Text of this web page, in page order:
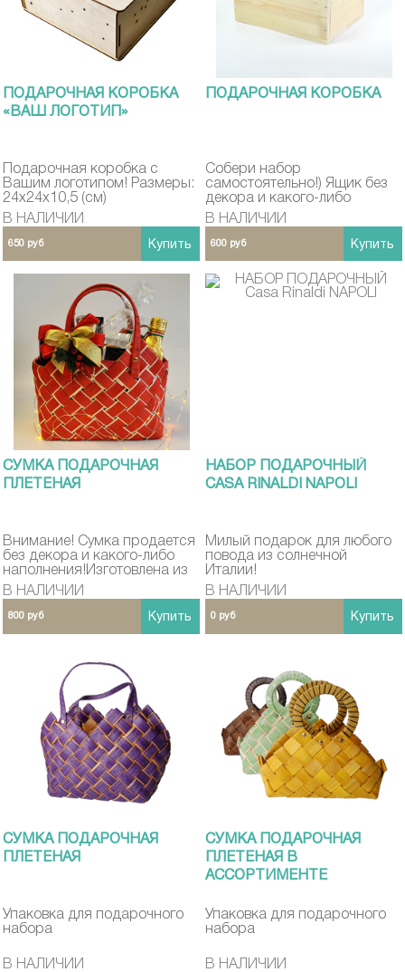
ПОДАРОЧНАЯ КОРОБКА
«ВАШ ЛОГОТИП»
Подарочная коробка с
Вашим логотипом! Размеры:
24х24х10,5 (см)
В НАЛИЧИИ
650 руб Купить
ПОДАРОЧНАЯ КОРОБКА
Собери набор
самостоятельно!) Ящик без
декора и какого-либо
наполнения.
В НАЛИЧИИ
600 руб Купить
СУМКА ПОДАРОЧНАЯ
ПЛЕТЕНАЯ
Внимание! Сумка продается
без декора и какого-либо
наполнения!Изготовлена из
натурального материала
(прутья секвойи).
В НАЛИЧИИ
800 руб Купить
НАБОР ПОДАРОЧНЫЙ
CASA RINALDI NAPOLI
Милый подарок для любого
повода из солнечной
Италии!
В НАЛИЧИИ
0 руб Купить
СУМКА ПОДАРОЧНАЯ
ПЛЕТЕНАЯ
Упаковка для подарочного
набора
В НАЛИЧИИ
СУМКА ПОДАРОЧНАЯ
ПЛЕТЕНАЯ В
АССОРТИМЕНТЕ
Упаковка для подарочного
набора
В НАЛИЧИИ